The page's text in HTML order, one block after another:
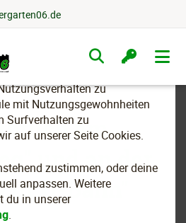
dieser Webseite
zu
mit Nutzungsgewohnheiten
Surfverhalten zu
auf unserer Seite Cookies.
zustimmen, oder deine
anpassen. Weitere
du in unserer
.
am
und an der
U-Bahn"